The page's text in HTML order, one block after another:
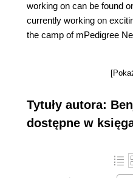
working on can be found
currently working on
the camp of mPedigree
Tytuły autora:
dostępne w